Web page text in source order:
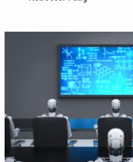
Videoafspiller